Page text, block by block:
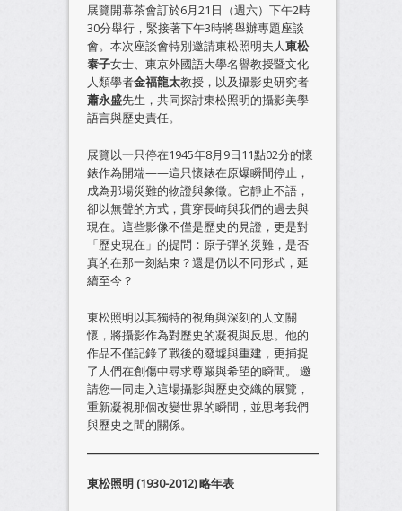
展覽開幕茶會訂於6月21日（週六）下午2時
30分舉行，緊接著下午3時將舉辦專題座談
會。本次座談會特別邀請東松照明夫人東松
泰子女士、東京外國語大學名譽教授暨文化
人類學者金福龍太教授，以及攝影史研究者
蕭永盛先生，共同探討東松照明的攝影美學
語言與歷史責任。
展覽以一只停在1945年8月9日11點02分的懷
錶作為開端——這只懷錶在原爆瞬間停止，
成為那場災難的物證與象徵。它靜止不語，
卻以無聲的方式，貫穿長崎與我們的過去與
現在。這些影像不僅是歷史的見證，更是對
「歷史現在」的提問：原子彈的災難，是否
真的在那一刻結束？還是仍以不同形式，延
續至今？
東松照明以其獨特的視角與深刻的人文關
懷，將攝影作為對歷史的凝視與反思。他的
作品不僅記錄了戰後的廢墟與重建，更捕捉
了人們在創傷中尋求尊嚴與希望的瞬間。 邀
請您一同走入這場攝影與歷史交織的展覽，
重新凝視那個改變世界的瞬間，並思考我們
與歷史之間的關係。
東松照明 (1930-2012) 略年表